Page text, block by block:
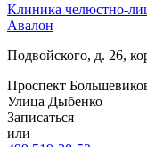
Клиника челюстно-
Авалон
Подвойского, д. 26,
Проспект
Улица Дыбенко
Записаться
или